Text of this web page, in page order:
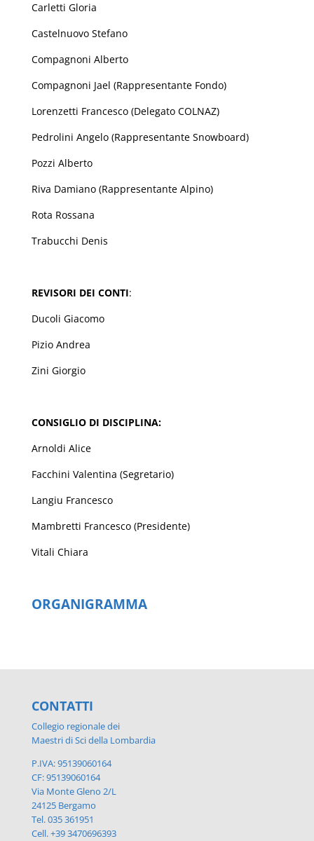
Carletti Gloria
Castelnuovo Stefano
Compagnoni Alberto
Compagnoni Jael (Rappresentante Fondo)
Lorenzetti Francesco (Delegato COLNAZ)
Pedrolini Angelo (Rappresentante Snowboard)
Pozzi Alberto
Riva Damiano (Rappresentante Alpino)
Rota Rossana
Trabucchi Denis
REVISORI DEI CONTI:
Ducoli Giacomo
Pizio Andrea
Zini Giorgio
CONSIGLIO DI DISCIPLINA:
Arnoldi Alice
Facchini Valentina (Segretario)
Langiu Francesco
Mambretti Francesco (Presidente)
Vitali Chiara
ORGANIGRAMMA
CONTATTI
Collegio regionale dei
Maestri di Sci della Lombardia
P.IVA: 95139060164
CF: 95139060164
Via Monte Gleno 2/L
24125 Bergamo
Tel. 035 361951
Cell. +39 3470696393